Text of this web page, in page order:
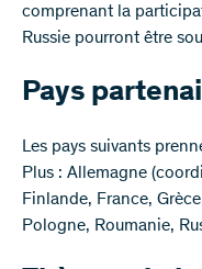
comprenant la
Russie pourront être
Pays
Les pays suivants
Plus : Allemagne
Finlande, France,
Pologne, Roumanie,